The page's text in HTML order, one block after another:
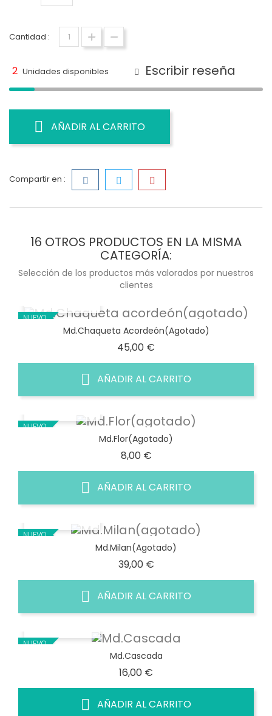
Cantidad :
Escribir reseña
2 Unidades disponibles
AÑADIR AL CARRITO
Compartir en :
16 OTROS PRODUCTOS EN LA MISMA
CATEGORÍA:
Selección de los productos más valorados por nuestros
clientes
NUEVO
Md.Chaqueta Acordeón(agotado)
45,00 €
AÑADIR AL CARRITO
NUEVO
Md.Flor(agotado)
8,00 €Precio
AÑADIR AL CARRITO
NUEVO
Md.Milan(agotado)
39,00 €Precio
AÑADIR AL CARRITO
NUEVO
Md.Cascada
16,00 €
AÑADIR AL CARRITO